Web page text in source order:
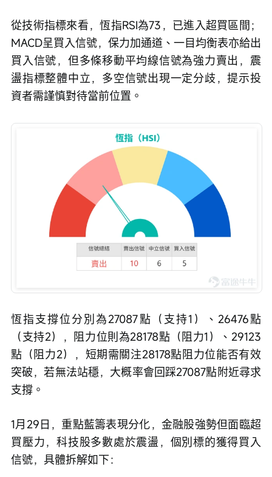
從技術指標來看，恆指RSI為73，已進入超買區間；
MACD呈買入信號，保力加通道、一目均衡表亦給出
買入信號，但多條移動平均線信號為強力賣出，震
盪指標整體中立，多空信號出現一定分歧，提示投
資者需謹慎對待當前位置。
恆指支撐位分別為27087點（支持1）、26476點
（支持2），阻力位則為28178點（阻力1）、29123
點（阻力2），短期需關注28178點阻力位能否有效
突破，若無法站穩，大概率會回踩27087點附近尋求
支撐。
1月29日，重點藍籌表現分化，金融股強勢但面臨超
買壓力，科技股多數處於震盪，個別標的獲得買入
信號，具體拆解如下：